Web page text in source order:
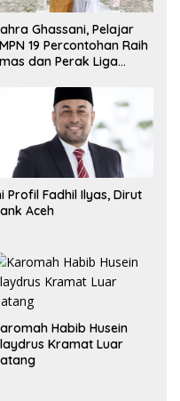
Ghassani, Pelajar
19 Percontohan Raih
dan Perak Liga
Profil Fadhil Ilyas, Dirut
Aceh
Habib Husein
Kramat Luar